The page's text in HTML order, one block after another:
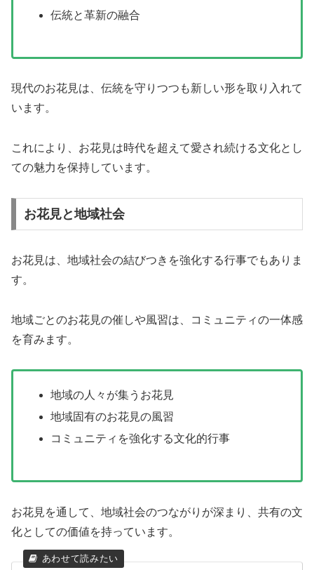
伝統と革新の融合
現代のお花見は、伝統を守りつつも新しい形を取り入れて
います。
これにより、お花見は時代を超えて愛され続ける文化とし
ての魅力を保持しています。
お花見と地域社会
お花見は、地域社会の結びつきを強化する行事でもありま
す。
地域ごとのお花見の催しや風習は、コミュニティの一体感
を育みます。
地域の人々が集うお花見
地域固有のお花見の風習
コミュニティを強化する文化的行事
お花見を通して、地域社会のつながりが深まり、共有の文
化としての価値を持っています。